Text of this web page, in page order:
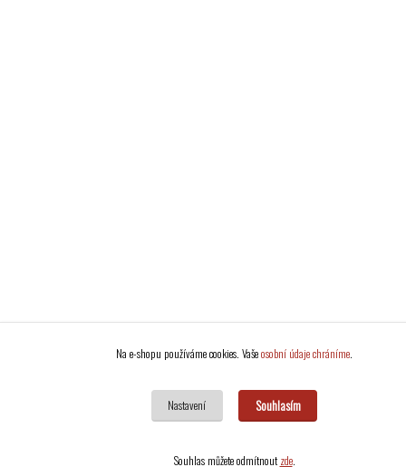
Na e-shopu používáme cookies. Vašeosobní údaje chráníme.
Nastavení Souhlasím
Souhlas můžete odmítnoutzde.